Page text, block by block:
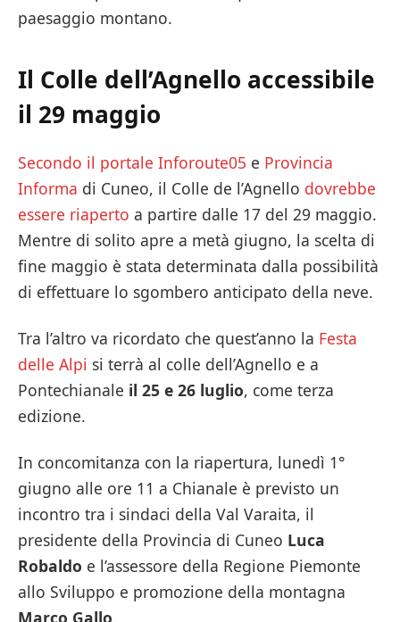
paesaggio montano.
Il Colle dell’Agnello accessibile
il 29 maggio
Secondo il portale Inforoute05 e Provincia
Informa di Cuneo, il Colle de l’Agnello dovrebbe
essere riaperto a partire dalle 17 del 29 maggio.
Mentre di solito apre a metà giugno, la scelta di
fine maggio è stata determinata dalla possibilità
di effettuare lo sgombero anticipato della neve.
Tra l’altro va ricordato che quest’anno la Festa
delle Alpi si terrà al colle dell’Agnello e a
Pontechianale il 25 e 26 luglio, come terza
edizione.
In concomitanza con la riapertura, lunedì 1°
giugno alle ore 11 a Chianale è previsto un
incontro tra i sindaci della Val Varaita, il
presidente della Provincia di Cuneo Luca
Robaldo e l’assessore della Regione Piemonte
allo Sviluppo e promozione della montagna
Marco Gallo.